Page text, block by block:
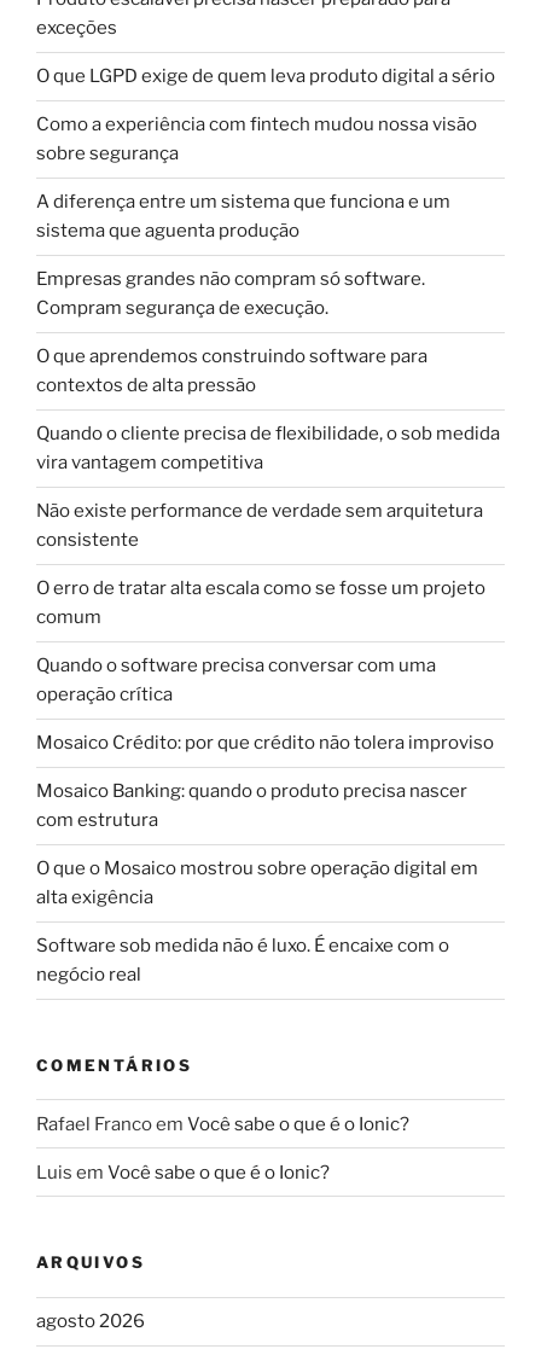
exceções
O que LGPD exige de quem leva produto digital a sério
Como a experiência com fintech mudou nossa visão
sobre segurança
A diferença entre um sistema que funciona e um
sistema que aguenta produção
Empresas grandes não compram só software.
Compram segurança de execução.
O que aprendemos construindo software para
contextos de alta pressão
Quando o cliente precisa de flexibilidade, o sob medida
vira vantagem competitiva
Não existe performance de verdade sem arquitetura
consistente
O erro de tratar alta escala como se fosse um projeto
comum
Quando o software precisa conversar com uma
operação crítica
Mosaico Crédito: por que crédito não tolera improviso
Mosaico Banking: quando o produto precisa nascer
com estrutura
O que o Mosaico mostrou sobre operação digital em
alta exigência
Software sob medida não é luxo. É encaixe com o
negócio real
COMENTÁRIOS
Rafael Francoem Você sabe o que é o Ionic?
Luis em Você sabe o que é o Ionic?
ARQUIVOS
agosto 2026